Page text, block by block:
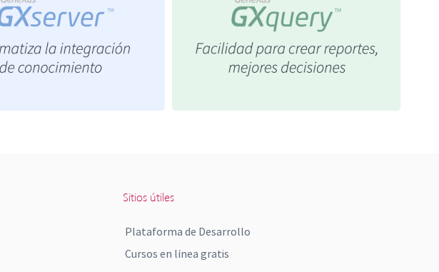
Sitios útiles
Plataforma de Desarrollo
Cursos en línea gratis